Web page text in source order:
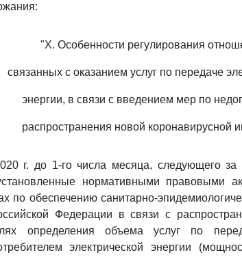
"X. Особенности регулирования
связанных с оказанием услуг по передаче
энергии, в связи с введением мер по
распространения новой коронавирусной
г. до 1-го числа месяца, следующего за
нормативными правовыми
по обеспечению санитарно-
Федерации в связи с
определения объема услуг по
электрической энергии